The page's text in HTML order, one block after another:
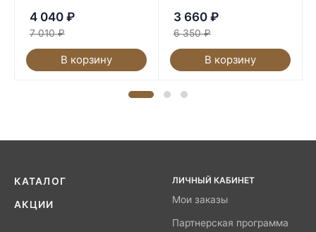
4 040 ₽
7 010 ₽
В корзину
3 660 ₽
6 350 ₽
В корзину
КАТАЛОГ
АКЦИИ
ЛИЧНЫЙ КАБИНЕТ
Мои заказы
Партнерская программа